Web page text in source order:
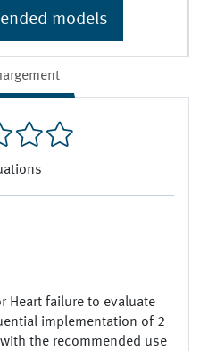
Heart failure to evaluate
implementation of 2
the recommended use
models